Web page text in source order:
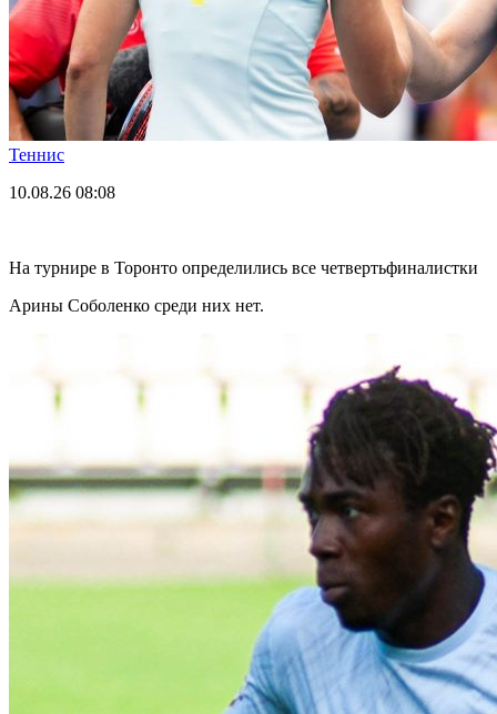
Теннис
10.08.26 08:08
На турнире в Торонто определились все четвертьфиналистки
Арины Соболенко среди них нет.